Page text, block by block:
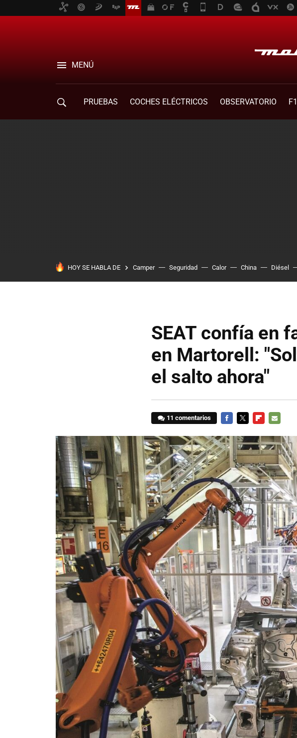
MENÚ
PRUEBAS COCHES ELÉCTRICOS OBSERVATORIO F1
HOY SE HABLA DE Camper Seguridad Calor China Diésel
SEAT confía en
en Martorell:
el salto ahora"
11 comentarios
MAIL